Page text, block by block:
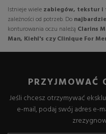
Istnieje wiele zabiegów, tekstur
zależności od potrzeb. Do
konturowania oczu należą Clarins
Man, Kiehl's czy Clinique For
PRZYJMOWAĆ
Jeśli chcesz otrzymywać
e-mail, podaj swój adres e-